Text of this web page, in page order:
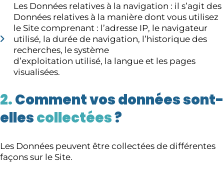
Les Données relatives à la navigation : il s’agit des
Données relatives à la manière dont vous utilisez
le Site comprenant : l’adresse IP, le navigateur
utilisé, la durée de navigation, l’historique des
recherches, le système
d’exploitation utilisé, la langue et les pages
visualisées.
2.Comment vos données sont-
ellescollectées?
Les Données peuvent être collectées de différentes
façons sur le Site.